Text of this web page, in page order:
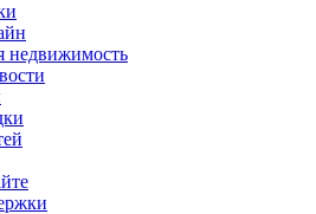
недвижимость